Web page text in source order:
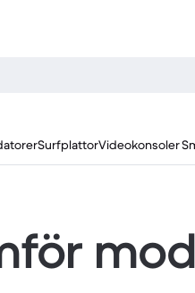
SurfplattorVideokonsoler